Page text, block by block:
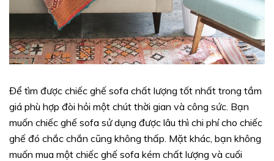
Để tìm được chiếc ghế sofa chất lượng tốt nhất trong tầm
giá phù hợp đòi hỏi một chút thời gian và công sức. Bạn
muốn chiếc ghế sofa sử dụng được lâu thì chi phí cho chiếc
ghế đó chắc chắn cũng không thấp. Mặt khác, bạn không
muốn mua một chiếc ghế sofa kém chất lượng và cuối